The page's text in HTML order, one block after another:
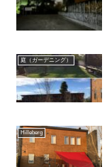
庭（ガーデニング）
Hilleberg